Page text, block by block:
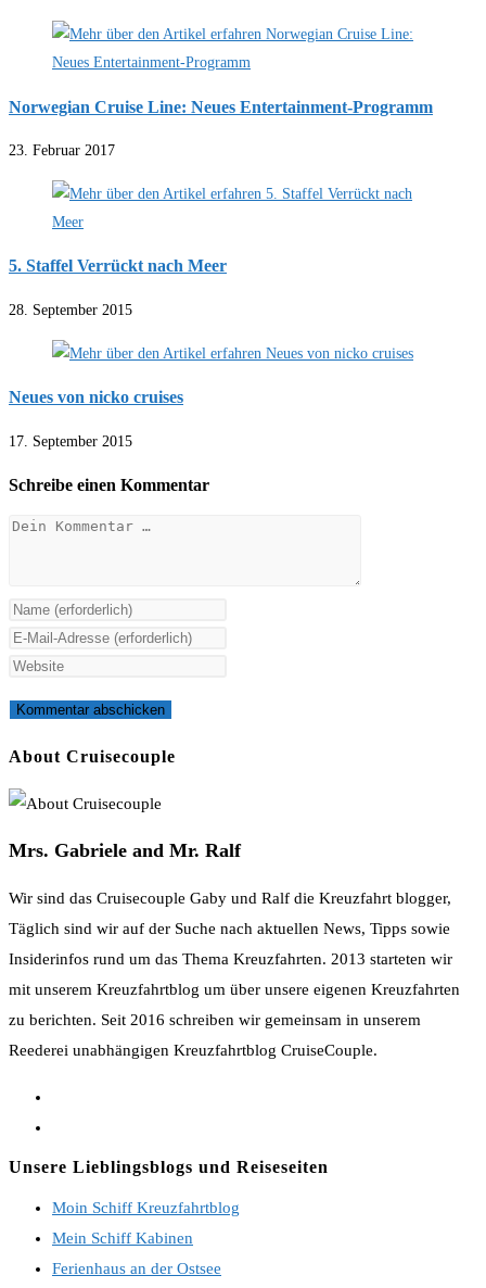
Norwegian Cruise Line: Neues Entertainment-Programm
23. Februar 2017
5. Staffel Verrückt nach Meer
28. September 2015
Neues von nicko cruises
17. September 2015
Schreibe einen Kommentar
Kommentar
Gib
deinen
Namen
Benutzernamen
zum
ein
Gib
deine
Mail-
Adresse
Kommentieren
Gib
Website-
URL
(optional)
About Cruisecouple
Mrs. Gabriele and Mr. Ralf
Wir sind das Cruisecouple Gaby und Ralf die Kreuzfahrt blogger,
Täglich sind wir auf der Suche nach aktuellen News, Tipps sowie
Insiderinfos rund um das Thema Kreuzfahrten. 2013 starteten wir
mit unserem Kreuzfahrtblog um über unsere eigenen Kreuzfahrten
zu berichten. Seit 2016 schreiben wir gemeinsam in unserem
Reederei unabhängigen Kreuzfahrtblog CruiseCouple.
tab
new
tab
Unsere Lieblingsblogs und Reiseseiten
Moin Schiff Kreuzfahrtblog
Mein Schiff Kabinen
Ferienhaus an der Ostsee